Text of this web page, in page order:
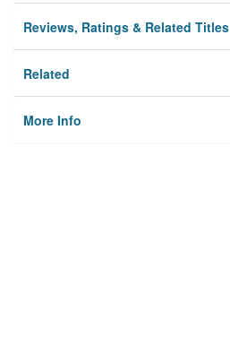
Reviews, Ratings & Related Titles
Related
More Info